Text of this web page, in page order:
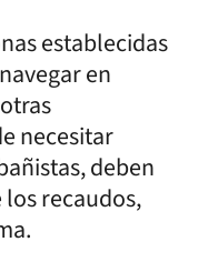
establecidas
en
necesitar
deben
recaudos,